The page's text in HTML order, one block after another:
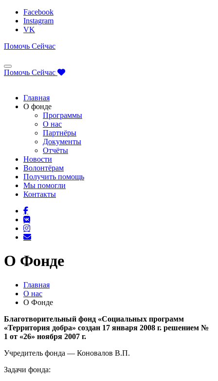
Facebook
Instagram
VK
Помочь Сейчас
Помочь Сейчас
Главная
О фонде
Программы
О нас
Партнёры
Документы
Отчёты
Новости
Волонтёрам
Получить помощь
Мы помогли
Контакты
О Фонде
Главная
О нас
О Фонде
Благотворительный фонд «Социальных программ
«Территория добра» создан 17 января 2008 г. решением №
1 от «26» ноября 2007 г.
Учредитель фонда — Коновалов В.П.
Задачи фонда: